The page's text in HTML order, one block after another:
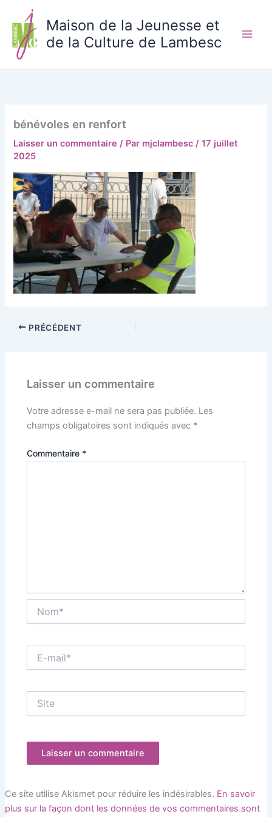
contenu
Maison de la Jeunesse et
de la Culture de Lambesc
bénévoles en renfort
Laisser un commentaire / Par mjclambesc/17 juillet
2025
PRÉCÉDENT
Laisser un commentaire
Votre adresse e-mail ne sera pas publiée. Les
champs obligatoires sont indiqués avec *
Commentaire *
mail*
Ce site utilise Akismet pour réduire les indésirables. En savoir
plus sur la façon dont les données de vos commentaires sont